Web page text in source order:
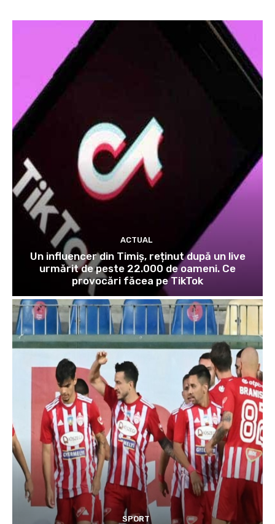
ACTUAL
Un influencer din Timiș, reținut după un live
urmărit de peste 22.000 de oameni. Ce
provocări făcea pe TikTok
SPORT